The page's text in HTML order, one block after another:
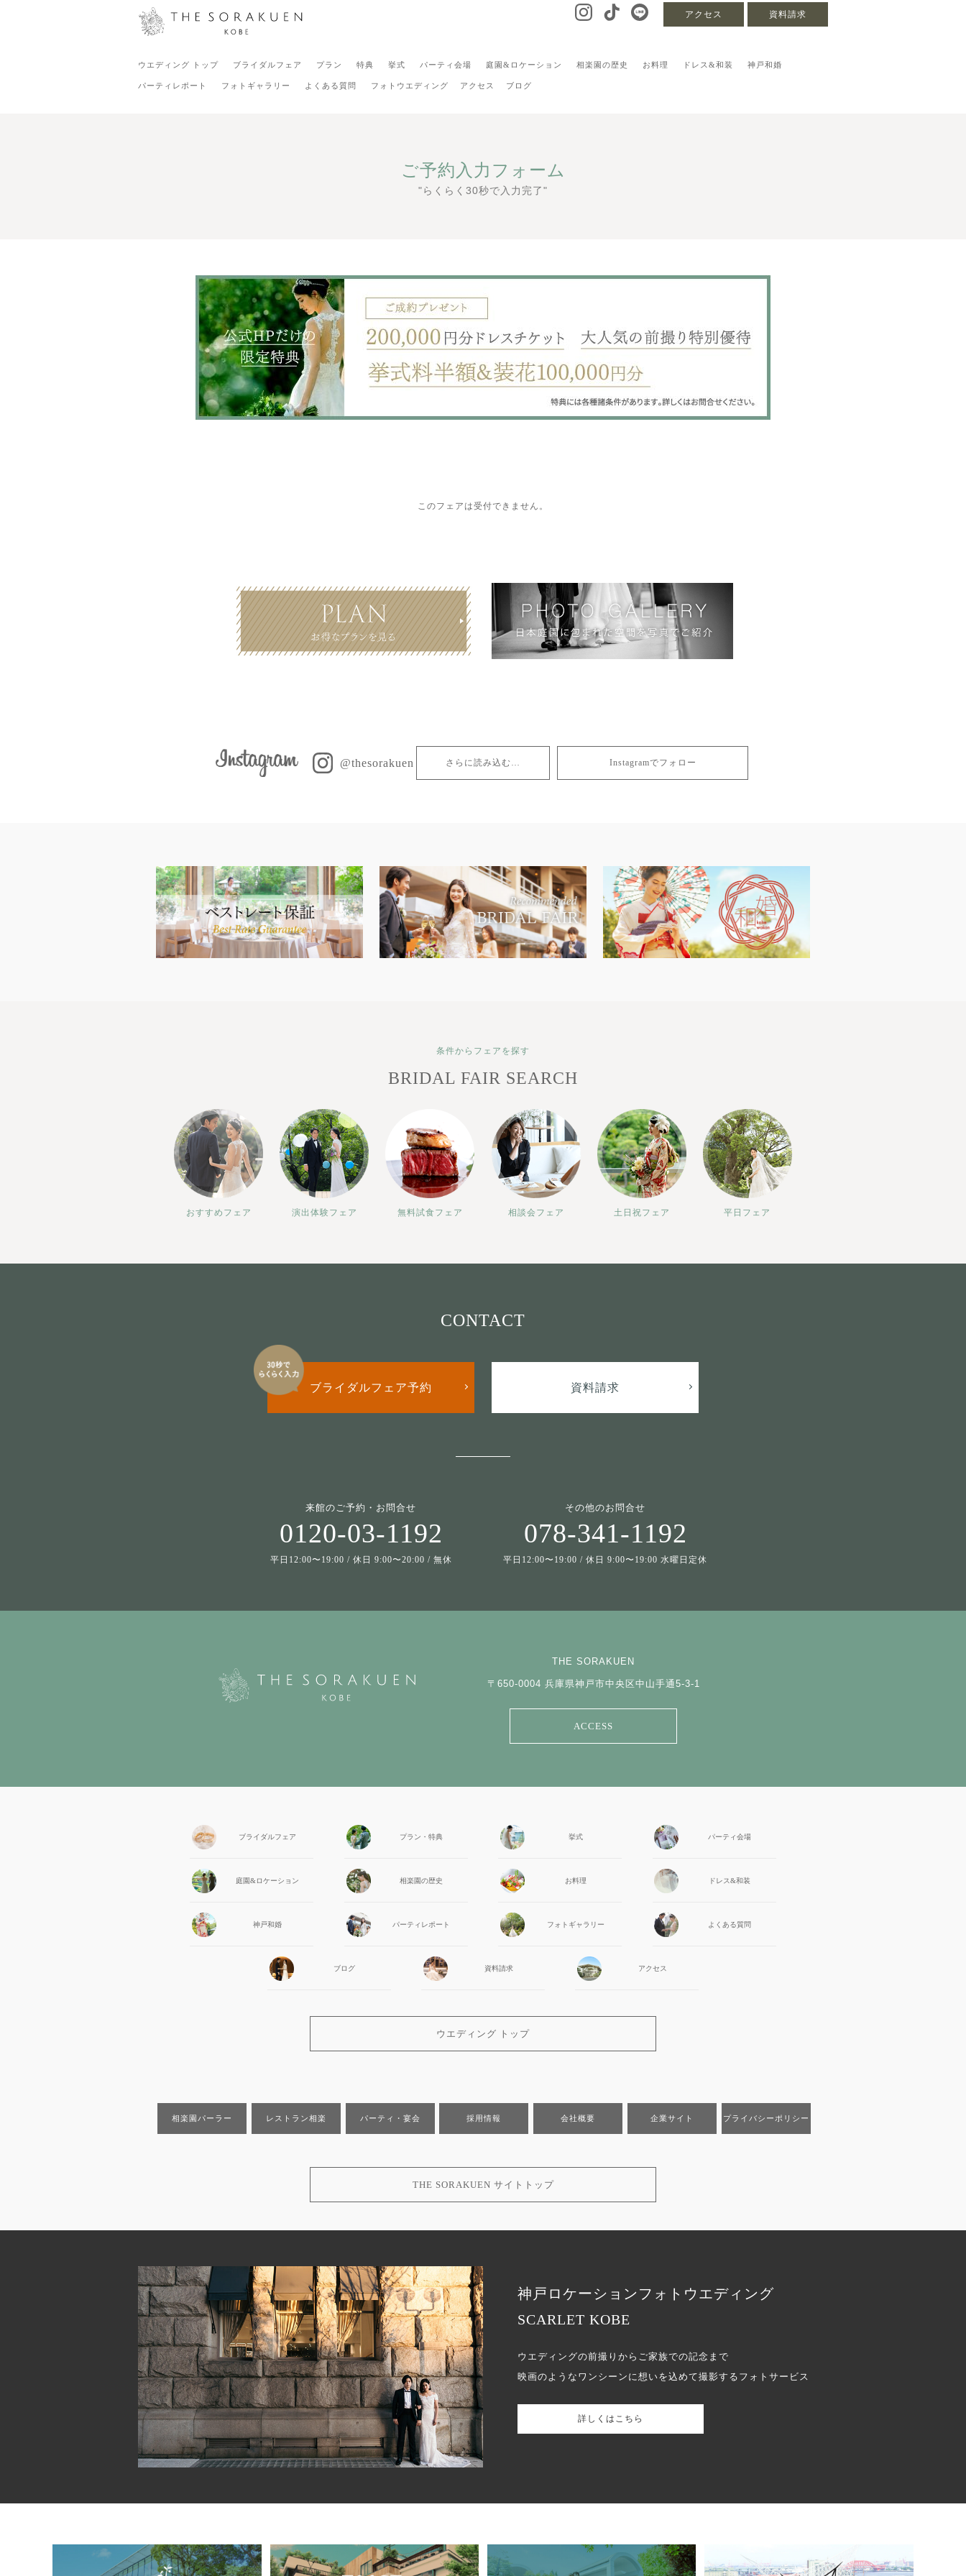
資料請求
アクセス
ウエディング トップ ブライダルフェア プラン 特典 挙式 パーティ会場 庭園&ロケーション 相楽園の歴史 お料理 ドレス&和装 神戸和婚
パーティレポート フォトギャラリー よくある質問 フォトウエディング アクセス ブログ
ご予約入力フォーム
"らくらく30秒で入力完了"
このフェアは受付できません。
@thesorakuen さらに読み込む… Instagramでフォロー
条件からフェアを探す
BRIDAL FAIR SEARCH
おすすめフェア 演出体験フェア 無料試食フェア 相談会フェア 土日祝フェア 平日フェア
CONTACT
ブライダルフェア予約 資料請求
来館のご予約・お問合せ
0120-03-1192
平日12:00〜19:00 / 休日 9:00〜20:00 / 無休
その他のお問合せ
078-341-1192
平日12:00〜19:00 / 休日 9:00〜19:00 水曜日定休
THE SORAKUEN
〒650-0004 兵庫県神戸市中央区中山手通5-3-1
ACCESS
ブライダルフェア プラン・特典 挙式 パーティ会場
庭園&ロケーション 相楽園の歴史 お料理 ドレス&和装
神戸和婚 パーティ レポート フォト ギャラリー よくある質問
ブログ 資料請求 アクセス
ウエディング トップ
相楽園パーラー レストラン相楽 パーティ・宴会 採用情報 会社概要 企業サイト プライバシーポリシー
THE SORAKUEN サイトトップ
神戸ロケーションフォトウエディング
SCARLET KOBE
ウエディングの前撮りからご家族での記念まで
映画のようなワンシーンに想いを込めて撮影するフォトサービス
詳しくはこちら